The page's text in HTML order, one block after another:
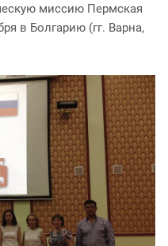
миссию Пермская
в Болгарию (гг. Варна,